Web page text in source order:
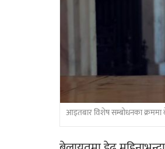
आइतबार विशेष सम्बोधनका क्रममा